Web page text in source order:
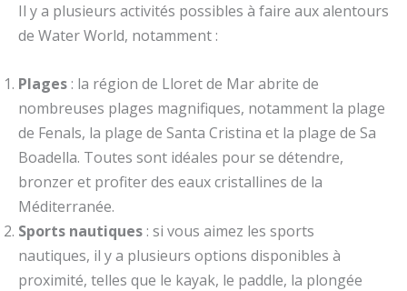
Il y a plusieurs activités possibles à faire aux alentours
de Water World, notamment :
Plages : la région de Lloret de Mar abrite de
nombreuses plages magnifiques, notamment la plage
de Fenals, la plage de Santa Cristina et la plage de Sa
Boadella. Toutes sont idéales pour se détendre,
bronzer et profiter des eaux cristallines de la
Méditerranée.
Sports nautiques : si vous aimez les sports
nautiques, il y a plusieurs options disponibles à
proximité, telles que le kayak, le paddle, la plongée